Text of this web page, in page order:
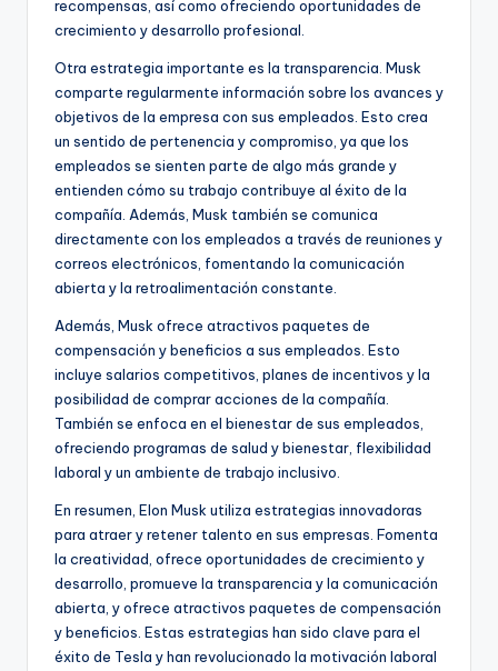
recompensas, así como ofreciendo oportunidades de
crecimiento y desarrollo profesional.
Otra estrategia importante es la transparencia. Musk
comparte regularmente información sobre los avances y
objetivos de la empresa con sus empleados. Esto crea
un sentido de pertenencia y compromiso, ya que los
empleados se sienten parte de algo más grande y
entienden cómo su trabajo contribuye al éxito de la
compañía. Además, Musk también se comunica
directamente con los empleados a través de reuniones y
correos electrónicos, fomentando la comunicación
abierta y la retroalimentación constante.
Además, Musk ofrece atractivos paquetes de
compensación y beneficios a sus empleados. Esto
incluye salarios competitivos, planes de incentivos y la
posibilidad de comprar acciones de la compañía.
También se enfoca en el bienestar de sus empleados,
ofreciendo programas de salud y bienestar, flexibilidad
laboral y un ambiente de trabajo inclusivo.
En resumen, Elon Musk utiliza estrategias innovadoras
para atraer y retener talento en sus empresas. Fomenta
la creatividad, ofrece oportunidades de crecimiento y
desarrollo, promueve la transparencia y la comunicación
abierta, y ofrece atractivos paquetes de compensación
y beneficios. Estas estrategias han sido clave para el
éxito de Tesla y han revolucionado la motivación laboral